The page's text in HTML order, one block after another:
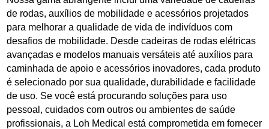
de rodas, auxílios de mobilidade e acessórios projetados
para melhorar a qualidade de vida de indivíduos com
desafios de mobilidade. Desde cadeiras de rodas elétricas
avançadas e modelos manuais versáteis até auxílios para
caminhada de apoio e acessórios inovadores, cada produto
é selecionado por sua qualidade, durabilidade e facilidade
de uso. Se você está procurando soluções para uso
pessoal, cuidados com outros ou ambientes de saúde
profissionais, a Loh Medical está comprometida em fornecer